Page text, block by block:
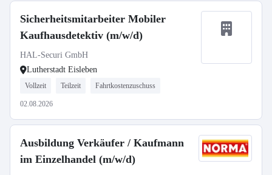
Sicherheitsmitarbeiter Mobiler
Kaufhausdetektiv (m/w/d)
HAL-Securi GmbH
Lutherstadt Eisleben
Vollzeit Teilzeit Fahrtkostenzuschuss
02.08.2026
Ausbildung Verkäufer / Kaufmann
im Einzelhandel (m/w/d)